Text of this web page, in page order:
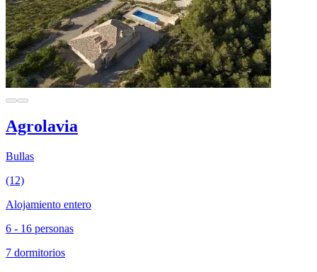
Agrolavia
Bullas
(12)
Alojamiento entero
6 - 16 personas
7 dormitorios